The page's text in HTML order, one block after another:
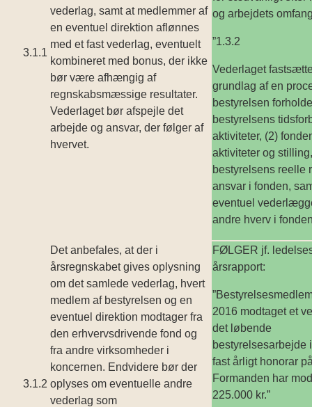
3.1.1
vederlag, samt at medlemmer af
en eventuel direktion aflønnes
med et fast vederlag, eventuelt
kombineret med bonus, der ikke
bør være afhængig af
regnskabsmæssige resultater.
Vederlaget bør afspejle det
arbejde og ansvar, der følger af
hvervet.
og arbejdets
”1.3.2
Vederlaget
grundlag af en
bestyrelsen
bestyrelsens
aktiviteter, (2)
aktiviteter og
bestyrelsens reelle
ansvar i fonden,
eventuel
andre hverv i
3.1.2
Det anbefales, at der i
årsregnskabet gives oplysning
om det samlede vederlag, hvert
medlem af bestyrelsen og en
eventuel direktion modtager fra
den erhvervsdrivende fond og
fra andre virksomheder i
koncernen. Endvidere bør der
oplyses om eventuelle andre
vederlag som
FØLGER jf.
årsrapport:
2016 modtaget et
det løbende
bestyrelsesarbejde
fast årligt honorar
Formanden har
225.000 kr.”